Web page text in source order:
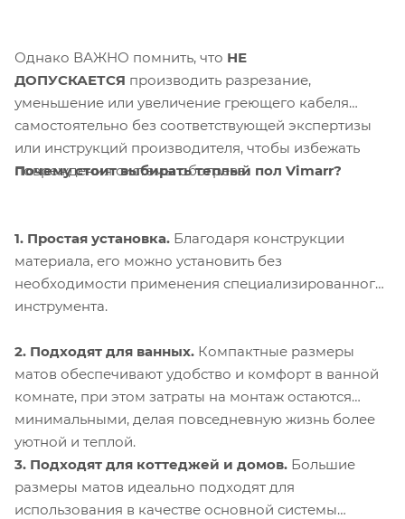
Однако ВАЖНО помнить, что НЕ
ДОПУСКАЕТСЯ производить разрезание,
уменьшение или увеличение греющего кабеля
самостоятельно без соответствующей экспертизы
или инструкций производителя, чтобы избежать
повреждения системы обогрева.
Почему стоит выбирать теплый пол Vimarr?
1. Простая установка. Благодаря конструкции
материала, его можно установить без
необходимости применения специализированного
инструмента.
2. Подходят для ванных. Компактные размеры
матов обеспечивают удобство и комфорт в ванной
комнате, при этом затраты на монтаж остаются
минимальными, делая повседневную жизнь более
уютной и теплой.
3. Подходят для коттеджей и домов. Большие
размеры матов идеально подходят для
использования в качестве основной системы